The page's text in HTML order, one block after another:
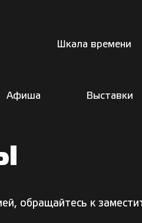
Шкала времени
Афиша Выставки
обращайтесь к